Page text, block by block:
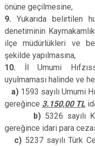
önüne geçilmesine,
9. Yukarıda belirtilen
denetiminin
ilçe müdürlükleri ve
şekilde yapılmasına,
10. İl Umumi
uyulmaması halinde ve
a)1593 sayılı Umumi
gereğince 3.150,00 TL
b)5326 sayılı
gereğince idari para
c) 5237 sayılı Türk